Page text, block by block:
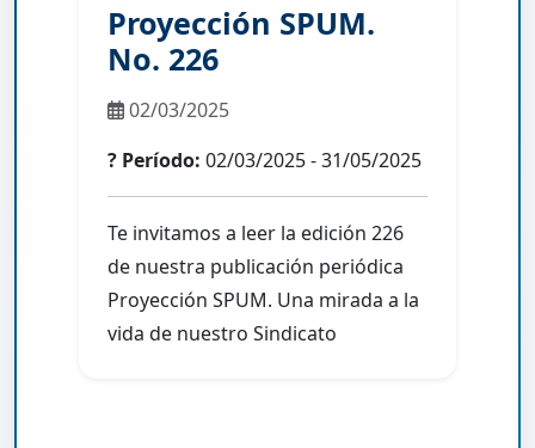
Proyección SPUM.
No. 226
02/03/2025
? Período: 02/03/2025 - 31/05/2025
Te invitamos a leer la edición 226
de nuestra publicación periódica
Proyección SPUM. Una mirada a la
vida de nuestro Sindicato